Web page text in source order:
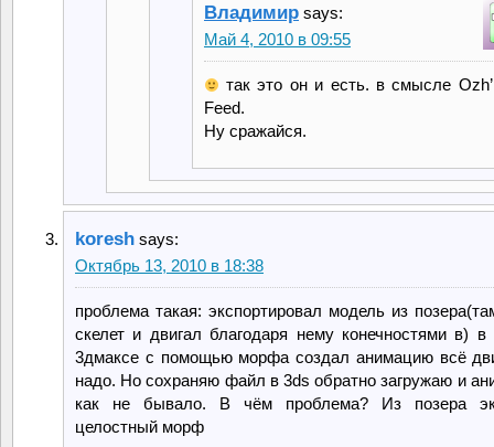
Владимир says:
Май 4, 2010 в 09:55
так это он и есть. в смысле
Feed.
Ну сражайся.
koresh says:
Октябрь 13, 2010 в 18:38
проблема такая: экспортировал модель из
скелет и двигал благодаря нему конечностями в)
3дмаксе с помощью морфа создал анимацию всё
надо. Но сохраняю файл в 3ds обратно загружаю и
как не бывало. В чём проблема? Из позера
целостный морф